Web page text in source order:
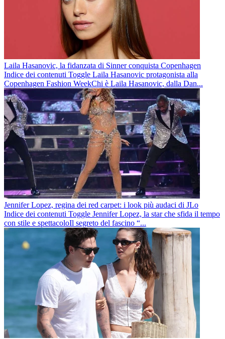
Laila Hasanovic, la fidanzata di Sinner conquista Copenhagen
Indice dei contenuti Toggle Laila Hasanovic protagonista alla
Copenhagen Fashion WeekChi è Laila Hasanovic, dalla Dan...
Jennifer Lopez, regina dei red carpet: i look più audaci di JLo
Indice dei contenuti Toggle Jennifer Lopez, la star che sfida il tempo
con stile e spettacoloIl segreto del fascino “...